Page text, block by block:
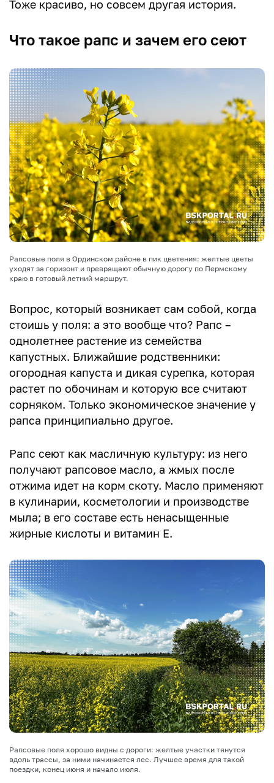
Тоже красиво, но совсем другая история.
Что такое рапс и зачем его сеют
Рапсовые поля в Ординском районе в пик цветения: желтые цветы
уходят за горизонт и превращают обычную дорогу по Пермскому
краю в готовый летний маршрут.
Вопрос, который возникает сам собой, когда
стоишь у поля: а это вообще что? Рапс –
однолетнее растение из семейства
капустных. Ближайшие родственники:
огородная капуста и дикая сурепка, которая
растет по обочинам и которую все считают
сорняком. Только экономическое значение у
рапса принципиально другое.
Рапс сеют как масличную культуру: из него
получают рапсовое масло, а жмых после
отжима идет на корм скоту. Масло применяют
в кулинарии, косметологии и производстве
мыла; в его составе есть ненасыщенные
жирные кислоты и витамин E.
Рапсовые поля хорошо видны с дороги: желтые участки тянутся
вдоль трассы, за ними начинается лес. Лучшее время для такой
поездки, конец июня и начало июля.